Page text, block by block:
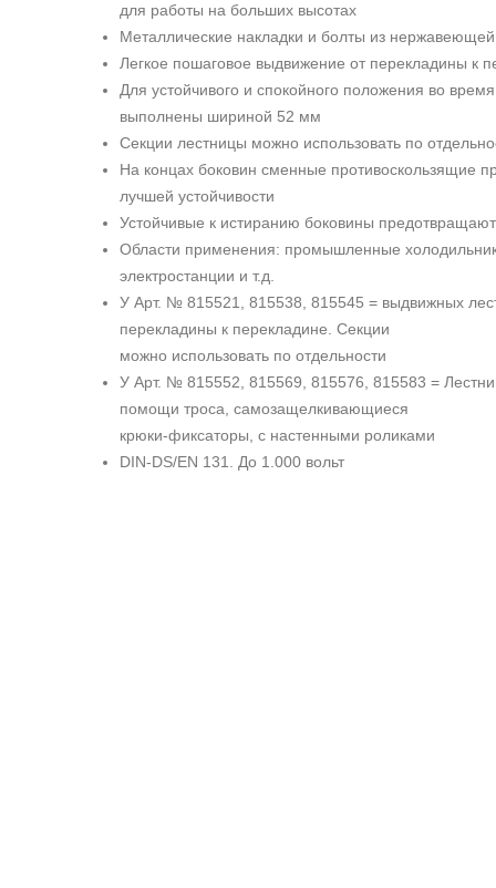
для работы на больших высотах
Металлические накладки и болты из нержавеющей
Легкое пошаговое выдвижение от перекладины к
Для устойчивого и спокойного положения во
выполнены шириной 52 мм
Секции лестницы можно использовать по
На концах боковин сменные противоскользящие
лучшей устойчивости
Устойчивые к истиранию боковины предотвращают
Области применения: промышленные
электростанции и т.д.
У Арт. № 815521, 815538, 815545 = выдвижных
перекладины к перекладине. Секции
можно использовать по отдельности
У Арт. № 815552, 815569, 815576, 815583 =
помощи троса, самозащелкивающиеся
крюки-фиксаторы, с настенными роликами
DIN-DS/EN 131. До 1.000 вольт